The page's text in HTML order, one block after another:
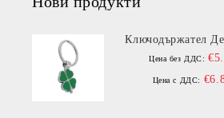
Ключодържател
Цена без ДДС:
Цена с ДДС: